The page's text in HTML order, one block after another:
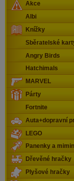
Akce
Albi
Knížky
Sběratelské
Angry Birds
Hatchimals
MARVEL
Párty
Fortnite
Auta+dopravní
LEGO
Panenky a
Dřevěné hračky
Plyšové hračky